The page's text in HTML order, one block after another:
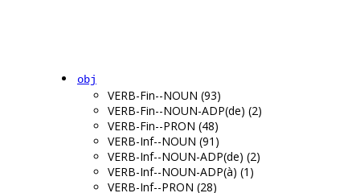
obj
VERB-Fin--NOUN (93)
VERB-Fin--NOUN-ADP(de) (2)
VERB-Fin--PRON (48)
VERB-Inf--NOUN (91)
VERB-Inf--NOUN-ADP(de) (2)
VERB-Inf--NOUN-ADP(à) (1)
VERB-Inf--PRON (28)